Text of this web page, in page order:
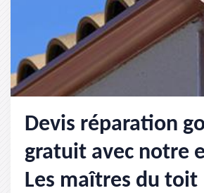
Devis réparation
gratuit avec notre
Les maîtres du toit